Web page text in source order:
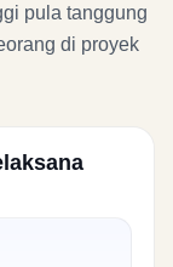
pula tanggung
di proyek